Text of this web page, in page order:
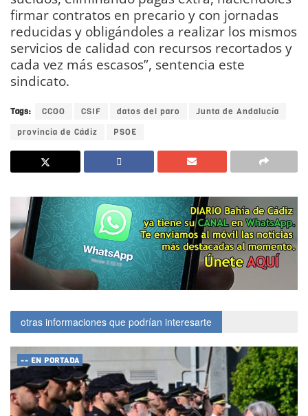
firmar contratos en precario y con jornadas
reducidas y obligándoles a realizar los mismos
servicios de calidad con recursos recortados y
cada vez más escasos”, sentencia este
sindicato.
Tags: CCOO CSIF datos del paro
Junta de Andalucía
provincia de Cádiz
PSOE
otras informaciones que podrían interesarte
-- EN PORTADA